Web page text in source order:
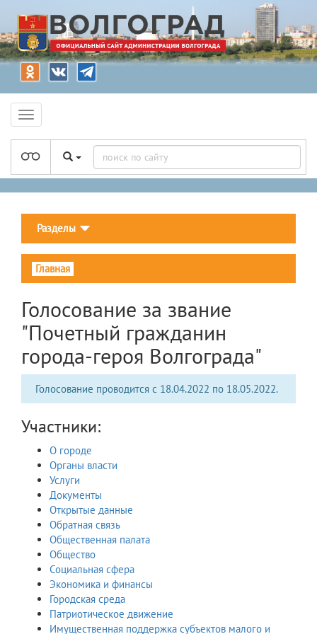
Разделы
Главная
Голосование за звание
"Почетный гражданин
города-героя Волгограда"
Голосование проводится с 18.04.2022 по 18.05.2022.
Участники:
О городе
Органы власти
Услуги
Документы
Открытые данные
Обратная связь
Общественная палата
Общество
Социальная сфера
Экономика и финансы
Городская среда
Патриотическое движение
Имущественная поддержка субъектов малого и